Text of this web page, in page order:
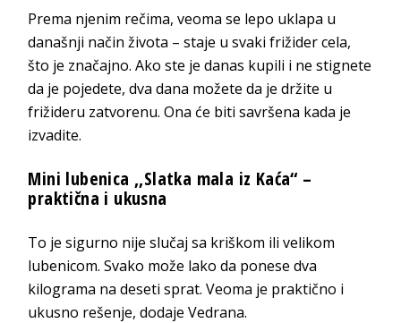
Prema njenim rečima, veoma se lepo uklapa u
današnji način života – staje u svaki frižider cela,
što je značajno. Ako ste je danas kupili i ne stignete
da je pojedete, dva dana možete da je držite u
frižideru zatvorenu. Ona će biti savršena kada je
izvadite.
Mini lubenica ,,Slatka mala iz Kaća“ –
praktična i ukusna
To je sigurno nije slučaj sa kriškom ili velikom
lubenicom. Svako može lako da ponese dva
kilograma na deseti sprat. Veoma je praktično i
ukusno rešenje, dodaje Vedrana.